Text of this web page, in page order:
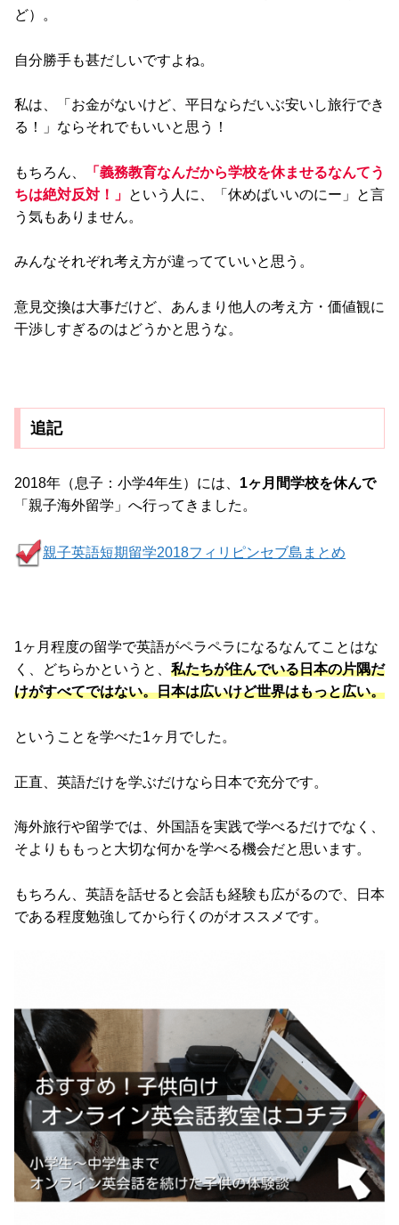
ど）。
自分勝手も甚だしいですよね。
私は、「お金がないけど、平日ならだいぶ安いし旅行でき
る！」ならそれでもいいと思う！
もちろん、
「義務教育なんだから学校を休ませるなんてう
ちは絶対反対！」 という人に、「休めばいいのにー」と言
う気もありません。
みんなそれぞれ考え方が違ってていいと思う。
意見交換は大事だけど、あんまり他人の考え方・価値観に
干渉しすぎるのはどうかと思うな。
追記
2018年（息子：小学4年生）には、 1ヶ月間学校を休んで
「親子海外留学」へ行ってきました。
親子英語短期留学2018フィリピンセブ島まとめ
1ヶ月程度の留学で英語がペラペラになるなんてことはな
く、どちらかというと、 私たちが住んでいる日本の片隅だ
けがすべてではない。日本は広いけど世界はもっと広い。
ということを学べた1ヶ月でした。
正直、英語だけを学ぶだけなら日本で充分です。
海外旅行や留学では、外国語を実践で学べるだけでなく、
そよりももっと大切な何かを学べる機会だと思います。
もちろん、英語を話せると会話も経験も広がるので、日本
である程度勉強してから行くのがオススメです。